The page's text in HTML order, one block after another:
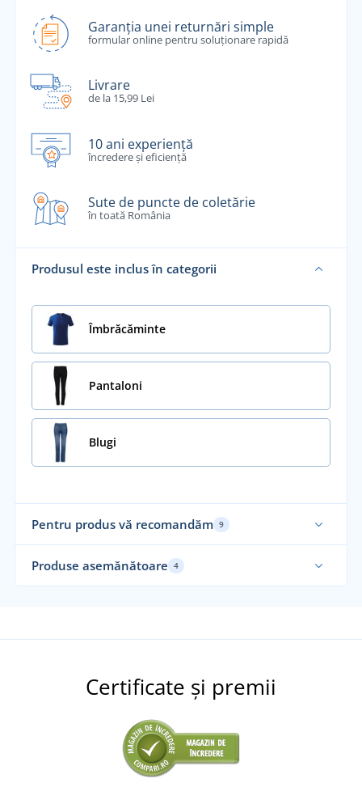
Garanția unei returnări simple
formular online pentru soluționare rapidă
Livrare
de la 15,99 Lei
10 ani experiență
încredere și eficiență
Sute de puncte de coletărie
în toată România
Produsul este inclus în categorii
Îmbrăcăminte
Pantaloni
Blugi
Pentru produs vă recomandăm 9
Produse asemănătoare 4
Certificate și premii